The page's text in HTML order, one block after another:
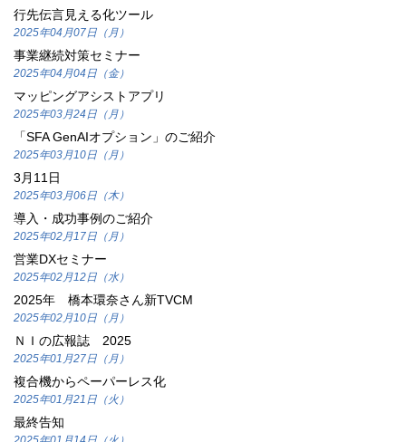
行先伝言見える化ツール
2025年04月07日（月）
事業継続対策セミナー
2025年04月04日（金）
マッピングアシストアプリ
2025年03月24日（月）
「SFA GenAIオプション」のご紹介
2025年03月10日（月）
3月11日
2025年03月06日（木）
導入・成功事例のご紹介
2025年02月17日（月）
営業DXセミナー
2025年02月12日（水）
2025年 橋本環奈さん新TVCM
2025年02月10日（月）
ＮＩの広報誌 2025
2025年01月27日（月）
複合機からペーパーレス化
2025年01月21日（火）
最終告知